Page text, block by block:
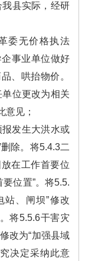
县实际，经研
委无价格执法
事业单位做好
、哄抬物价。
位更改为相关
意见；
报发生大洪水或
除。将5.4.3二
在工作首要位
位置”。将5.5.
站、闸坝”修改
将5.5.6干害灾
改为“加强县域
决定采纳此意